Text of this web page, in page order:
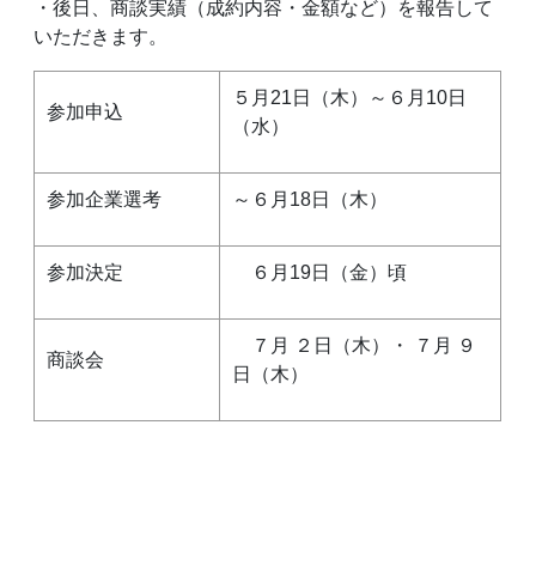
・後日、商談実績（成約内容・金額など）を報告して
いただきます。
参加申込
５月21日（木）～６月10日
（水）
参加企業選考 ～６月18日（木）
参加決定 ６月19日（金）頃
商談会
７月 ２日（木）・ ７月 ９
日（木）